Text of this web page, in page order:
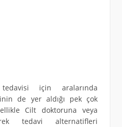
için aralarında
de yer aldığı pek çok
Cilt doktoruna veya
tedavi alternatifleri